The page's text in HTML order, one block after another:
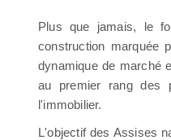
Plus que jamais, le
construction marquée
dynamique de marché
au premier rang des
l'immobilier.
L'objectif des Assises